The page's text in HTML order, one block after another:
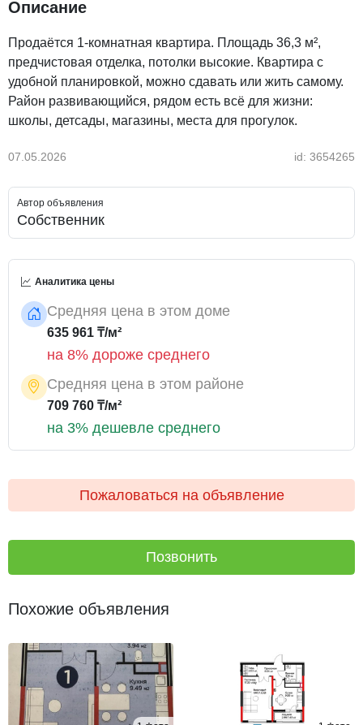
Описание
Продаётся 1-комнатная квартира. Площадь 36,3 м²,
предчистовая отделка, потолки высокие. Квартира с
удобной планировкой, можно сдавать или жить самому.
Район развивающийся, рядом есть всё для жизни:
школы, детсады, магазины, места для прогулок.
07.05.2026 id: 3654265
Автор объявления
Собственник
Аналитика цены
Средняя цена в этом доме
635 961 ₸/м²
на 8% дороже среднего
Средняя цена в этом районе
709 760 ₸/м²
на 3% дешевле среднего
Пожаловаться на объявление
Позвонить
Похожие объявления